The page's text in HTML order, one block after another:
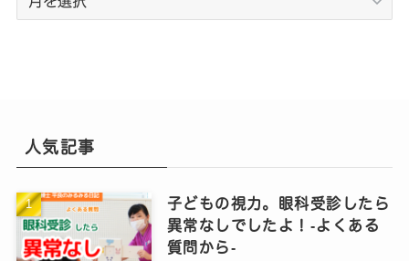
人気記事
子どもの視力。眼科受診したら
異常なしでしたよ！‐よくある
質問から‐